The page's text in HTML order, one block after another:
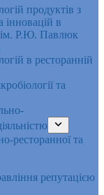
продуктів з
інновацій в
ім. Р.Ю. Павлюк
в ресторанній
та
ресторанної та
репутацією